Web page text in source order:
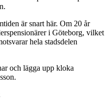
är snart här. Om 20 år
i Göteborg, vilket
hela stadsdelen
och lägga upp kloka